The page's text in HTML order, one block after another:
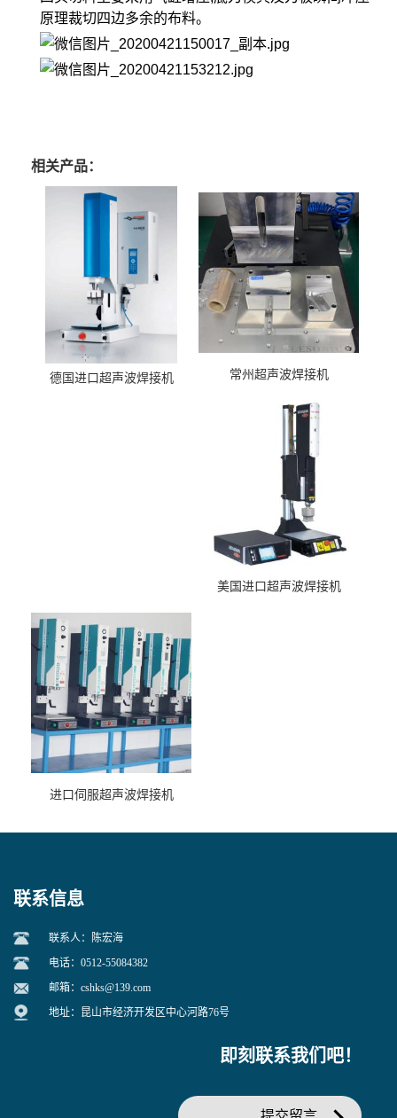
原理裁切四边多余的布料。
相关产品：
德国进口超声波焊接机 常州超声波焊接机
美国进口超声波焊接机
进口伺服超声波焊接机
联系信息
联系人：陈宏海
电话：0512-55084382
邮箱： cshks@139.com
地址：昆山市经济开发区中心河路76号
即刻联系我们吧！